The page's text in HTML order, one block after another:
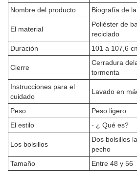
Nombre del producto
Biografía de
El material
Poliéster de
reciclado
Duración
101 a 107,6
Cierre
Cerradura
tormenta
Instrucciones para el
cuidado
Lavado en
Peso
Peso ligero
El estilo
- ¿ Qué es?
Los bolsillos
Dos bolsillos
pecho
Tamaño
Entre 48 y 56